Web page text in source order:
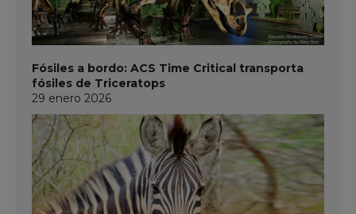
Fósiles a bordo: ACS Time Critical transporta
fósiles de Triceratops
29 enero 2026